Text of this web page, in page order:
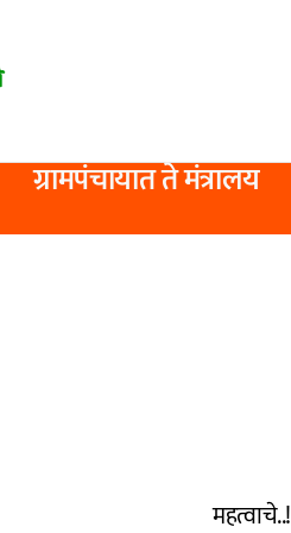
ग्रामपंचायात ते मंत्रालय
महत्वाचे..!